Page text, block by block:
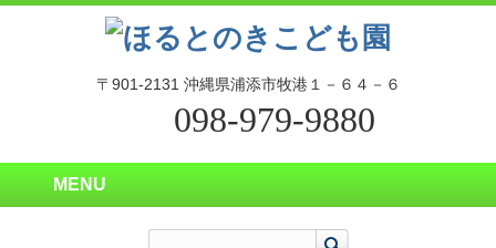
〒901-2131 沖縄県浦添市牧港１－６４－６
098-979-9880
MENU